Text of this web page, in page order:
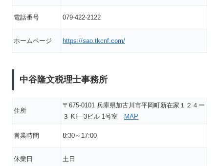
電話番号 079-422-2122
ホームページ https://sao.tkcnf.com/
中谷隆文税理士事務所
住所
〒675-0101 兵庫県加古川市平岡町新在家１２４ー
３ KI―3ビル 1号室 MAP
営業時間 8:30～17:00
休業日 土日